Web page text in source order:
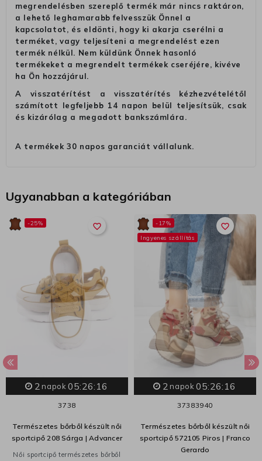
megrendelésben szereplő termék már nincs raktáron,
a lehető leghamarabb felvesszük Önnel a
kapcsolatot, és eldönti, hogy ki akarja cserélni a
terméket, vagy teljesíteni a megrendelést ezen
termék nélkül. Nem küldünk Önnek hasonló
termékeket a megrendelt termékek cseréjére, kivéve
ha Ön hozzájárul.
A visszatérítést a visszatérítés kézhezvételétől
számított legfeljebb 14 napon belül teljesítsük, csak
és kizárólag a megadott bankszámlára.
A termékek 30 napos garanciát vállalunk.
Ugyanabban a kategóriában
favorite_border
-25%
2 napok 05:26:16
3738
Természetes bőrből készült női
sportcipő 208 Sárga | Advancer
Női sportcipő természetes bőrből
favorite_border
-17%
Ingyenes szállítás
2 napok 05:26:16
37383940
Természetes bőrből készült női
sportcipő 572105 Piros | Franco
Gerardo